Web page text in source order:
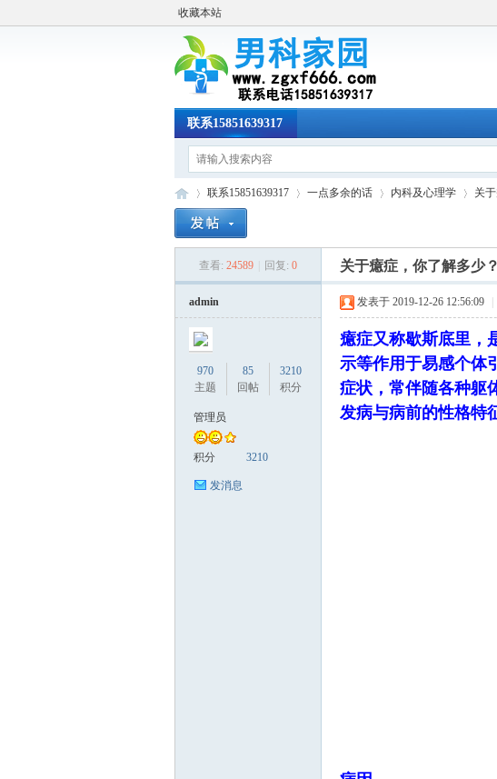
收藏本站
联系15851639317
联系15851639317
›
一点多余的话
›
内科及心理学
›
关
查看: 24589 回复: 0 关于癔症，你了解多少？
admin
970
主题
85
回帖
3210
积分
管理员
积分 3210
发消息
发表于 2019-12-26 12:56:09
癔症又称歇斯底里，
示等作用于易感个体
症状，常伴随各种躯
发病与病前的性格特